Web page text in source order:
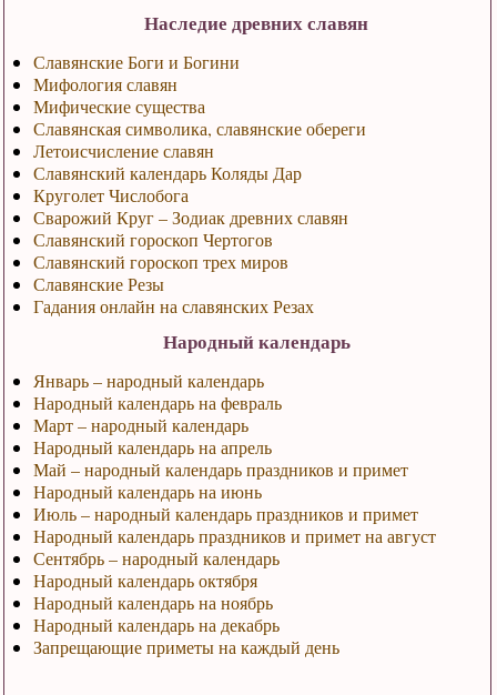
Наследие древних славян
Славянские Боги и Богини
Мифология славян
Мифические существа
Славянская символика, славянские обереги
Летоисчисление славян
Славянский календарь Коляды Дар
Круголет Числобога
Сварожий Круг – Зодиак древних славян
Славянский гороскоп Чертогов
Славянский гороскоп трех миров
Славянские Резы
Гадания онлайн на славянских Резах
Народный календарь
Январь – народный календарь
Народный календарь на февраль
Март – народный календарь
Народный календарь на апрель
Май – народный календарь праздников и примет
Народный календарь на июнь
Июль – народный календарь праздников и примет
Народный календарь праздников и примет на август
Сентябрь – народный календарь
Народный календарь октября
Народный календарь на ноябрь
Народный календарь на декабрь
Запрещающие приметы на каждый день